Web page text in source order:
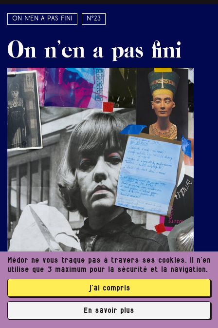
On n’en a pas fini N°23
On n’en a pas fini
Médor ne vous traque pas à travers ses cookies. Il n’en
utilise que 3 maximum pour la sécurité et la navigation.
j’ai compris
En savoir plus